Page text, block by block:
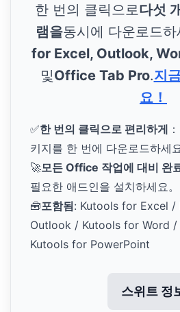
한 번의 클릭으로다섯
램을동시에 다운로드
for Excel, Outlook,
및Office Tab Pro.지
요！
✅한 번의 클릭으로 편리하게
키지를 한 번에 다운로드하세요
🚀모든 Office 작업에 대비 완
필요한 애드인을 설치하세요。
🧰포함됨: Kutools for Excel /
Outlook / Kutools for Word
Kutools for PowerPoint
스위트 정